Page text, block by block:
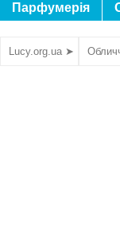
Парфумерія
Lucy.org.ua ➤